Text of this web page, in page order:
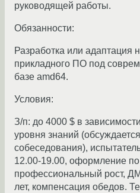
руководящей работы.
Обязанности:
Разработка или адаптация
прикладного ПО под
базе amd64.
Условия:
З/п: до 4000 $ в
уровня знаний
собеседования),
12.00-19.00, оформление
профессиональный рост,
лет, компенсация обедов.